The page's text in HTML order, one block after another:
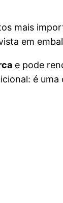
mais
em
e pode
é